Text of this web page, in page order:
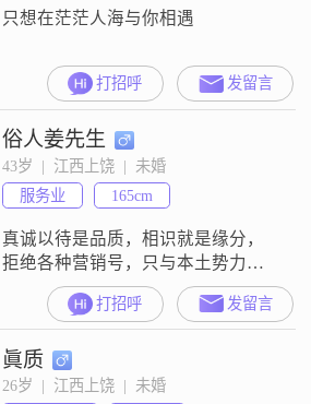
的态度是真诚相待，希望两个人的
只想在茫茫人海与你相遇
打招呼 发留言
俗人姜先生
43岁  |  江西上饶  |  未婚
服务业
165cm
真诚以待是品质，相识就是缘分，
拒绝各种营销号，只与本土势力范
围内女生开展交往模式，开开心心
过一生，平穷富贵都是过日子，看
你的选择，我是个本分人
打招呼 发留言
眞质
26岁  |  江西上饶  |  未婚